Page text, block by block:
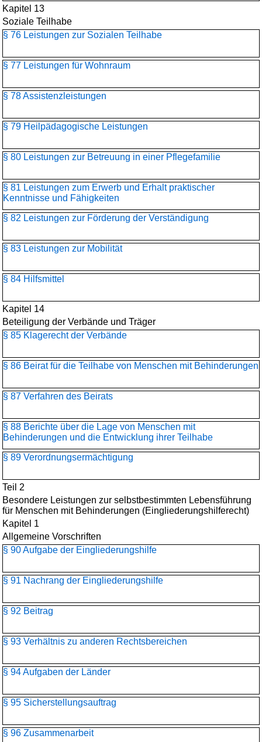
Kapitel 13
Soziale Teilhabe
§ 76 Leistungen zur Sozialen Teilhabe
§ 77 Leistungen für Wohnraum
§ 78 Assistenzleistungen
§ 79 Heilpädagogische Leistungen
§ 80 Leistungen zur Betreuung in einer Pflegefamilie
§ 81 Leistungen zum Erwerb und Erhalt praktischer
Kenntnisse und Fähigkeiten
§ 82 Leistungen zur Förderung der Verständigung
§ 83 Leistungen zur Mobilität
§ 84 Hilfsmittel
Kapitel 14
Beteiligung der Verbände und Träger
§ 85 Klagerecht der Verbände
§ 86 Beirat für die Teilhabe von Menschen mit Behinderungen
§ 87 Verfahren des Beirats
§ 88 Berichte über die Lage von Menschen mit
Behinderungen und die Entwicklung ihrer Teilhabe
§ 89 Verordnungsermächtigung
Teil 2
Besondere Leistungen zur selbstbestimmten Lebensführung
für Menschen mit Behinderungen (Eingliederungshilferecht)
Kapitel 1
Allgemeine Vorschriften
§ 90 Aufgabe der Eingliederungshilfe
§ 91 Nachrang der Eingliederungshilfe
§ 92 Beitrag
§ 93 Verhältnis zu anderen Rechtsbereichen
§ 94 Aufgaben der Länder
§ 95 Sicherstellungsauftrag
§ 96 Zusammenarbeit